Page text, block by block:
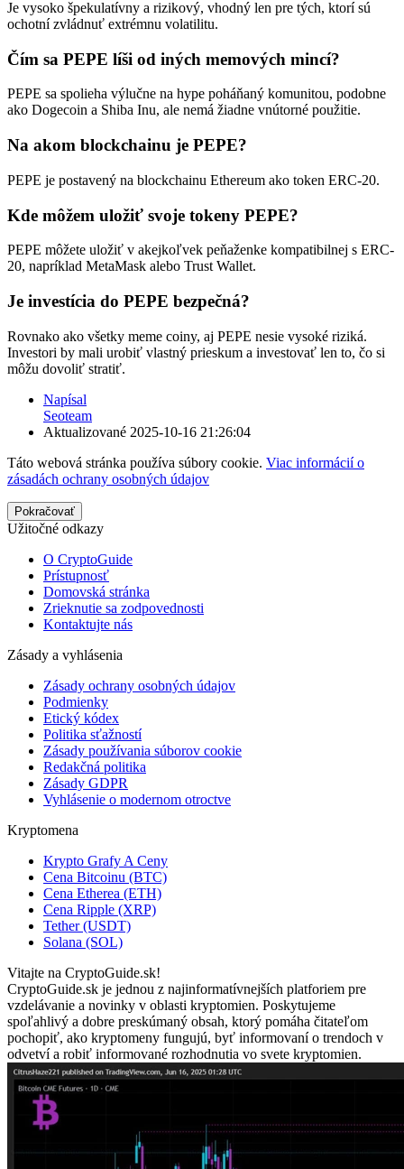
Je vysoko špekulatívny a rizikový, vhodný len pre tých, ktorí sú
ochotní zvládnuť extrémnu volatilitu.
Čím sa PEPE líši od iných memových mincí?
PEPE sa spolieha výlučne na hype poháňaný komunitou, podobne
ako Dogecoin a Shiba Inu, ale nemá žiadne vnútorné použitie.
Na akom blockchainu je PEPE?
PEPE je postavený na blockchainu Ethereum ako token ERC-20.
Kde môžem uložiť svoje tokeny PEPE?
PEPE môžete uložiť v akejkoľvek peňaženke kompatibilnej s ERC-
20, napríklad MetaMask alebo Trust Wallet.
Je investícia do PEPE bezpečná?
Rovnako ako všetky meme coiny, aj PEPE nesie vysoké riziká.
Investori by mali urobiť vlastný prieskum a investovať len to, čo si
môžu dovoliť stratiť.
Napísal
Seoteam
Aktualizované 2025-10-16 21:26:04
Táto webová stránka používa súbory cookie. Viac informácií o
zásadách ochrany osobných údajov
Pokračovať
Užitočné odkazy
O CryptoGuide
Prístupnosť
Domovská stránka
Zrieknutie sa zodpovednosti
Kontaktujte nás
Zásady a vyhlásenia
Zásady ochrany osobných údajov
Podmienky
Etický kódex
Politika sťažností
Zásady používania súborov cookie
Redakčná politika
Zásady GDPR
Vyhlásenie o modernom otroctve
Kryptomena
Krypto Grafy A Ceny
Cena Bitcoinu (BTC)
Cena Etherea (ETH)
Cena Ripple (XRP)
Tether (USDT)
Solana (SOL)
Vitajte na CryptoGuide.sk!
CryptoGuide.sk je jednou z najinformatívnejších platforiem pre
vzdelávanie a novinky v oblasti kryptomien. Poskytujeme
spoľahlivý a dobre preskúmaný obsah, ktorý pomáha čitateľom
pochopiť, ako kryptomeny fungujú, byť informovaní o trendoch v
odvetví a robiť informované rozhodnutia vo svete kryptomien.